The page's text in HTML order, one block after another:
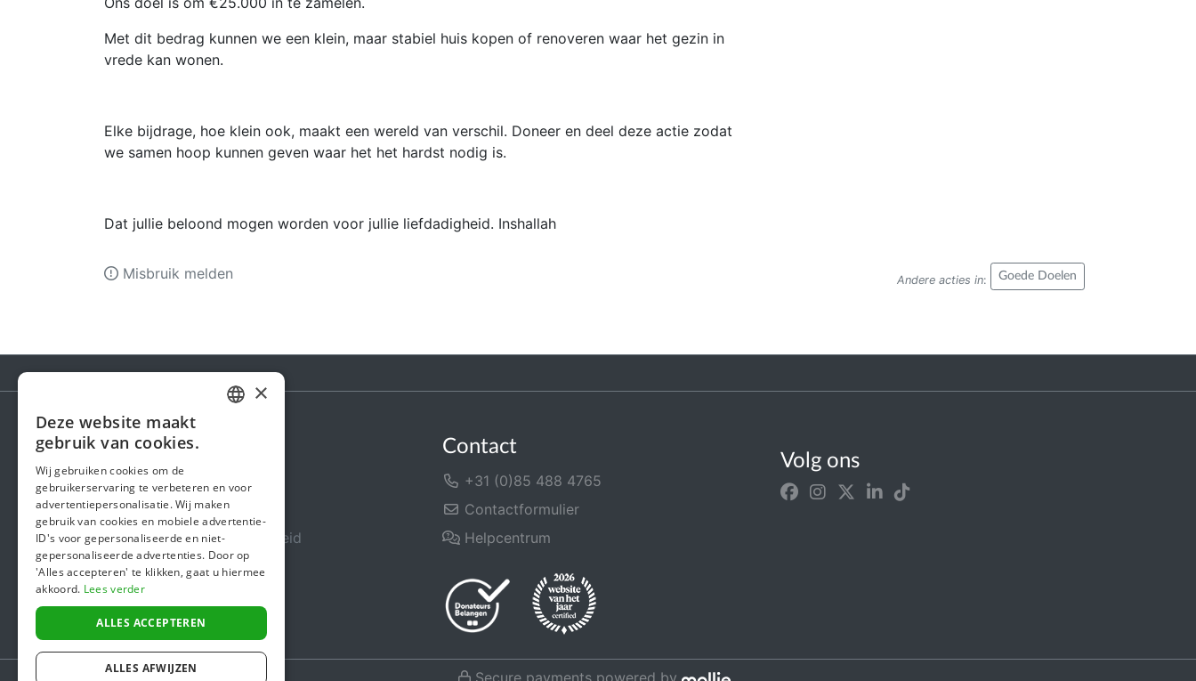
Met dit bedrag kunnen we een klein, maar stabiel huis kopen of renoveren waar het gezin in
vrede kan wonen.
Elke bijdrage, hoe klein ook, maakt een wereld van verschil. Doneer en deel deze actie zodat
we samen hoop kunnen geven waar het het hardst nodig is.
Dat jullie beloond mogen worden voor jullie liefdadigheid. Inshallah
Andere acties in: Goede Doelen
Misbruik melden
Steunactie
Over ons
In de media
Veiligheid & Betrouwbaarheid
Algemene voorwaarden
Privacybeleid
Cookiebeleid
Contact
+31 (0)85 488 4765
Contactformulier
Helpcentrum
Volg ons
ENGLISH
×
Deze website maakt
gebruik van cookies.
Wij gebruiken cookies om de
gebruikerservaring te verbeteren en voor
advertentiepersonalisatie. Wij maken
gebruik van cookies en mobiele advertentie-
ID's voor gepersonaliseerde en niet-
gepersonaliseerde advertenties. Door op
'Alles accepteren' te klikken, gaat u hiermee
akkoord. Lees verder
ALLES ACCEPTEREN
ALLES AFWIJZEN